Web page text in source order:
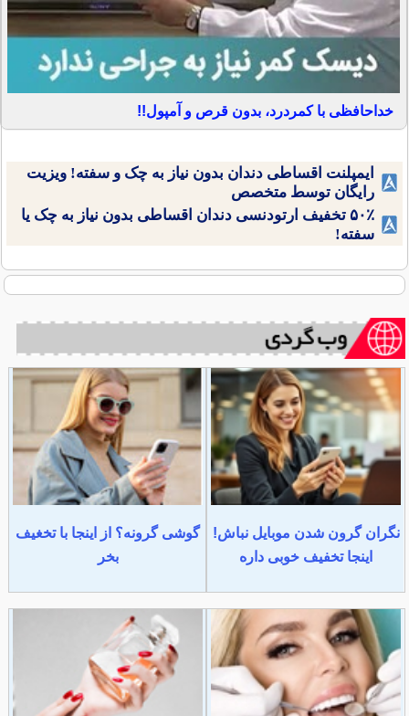
خداحافظی با کمردرد، بدون قرص و آمپول!!
ایمپلنت اقساطی دندان بدون نیاز به چک و سفته! ویزیت
رایگان توسط متخصص
۵۰٪ تخفیف ارتودنسی دندان اقساطی بدون نیاز به چک یا
سفته!
نگران گرون شدن موبایل نباش!
اینجا تخفیف خوبی داره
گوشی گرونه؟ از اینجا با تخغیف
بخر